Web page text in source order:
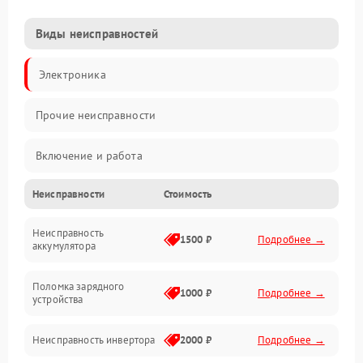
Виды неисправностей
Электроника
Прочие неисправности
Включение и работа
Работа с нагрузкой
Звук и индикация
Неисправности Стоимость
Неисправность
аккумулятора
1500 ₽ Подробнее →
Поломка зарядного
устройства
1000 ₽ Подробнее →
Неисправность инвертора 2000 ₽ Подробнее →